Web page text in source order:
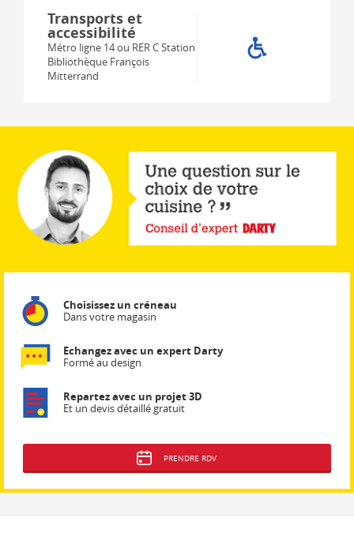
Transports et
accessibilité
Métro ligne 14 ou RER C Station
Bibliothèque François
Mitterrand
Choisissez un créneau
Dans votre magasin
Echangez avec un expert Darty
Formé au design
Repartez avec un projet 3D
Et un devis détaillé gratuit
PRENDRE RDV